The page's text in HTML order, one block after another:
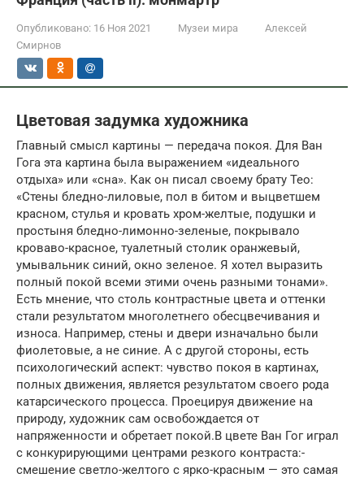
Опубликовано: 16 Ноя 2021 Музеи мира
Алексей
Смирнов
Цветовая задумка художника
Главный смысл картины — передача покоя. Для Ван
Гога эта картина была выражением «идеального
отдыха» или «сна». Как он писал своему брату Тео:
«Стены бледно-лиловые, пол в битом и выцветшем
красном, стулья и кровать хром-желтые, подушки и
простыня бледно-лимонно-зеленые, покрывало
кроваво-красное, туалетный столик оранжевый,
умывальник синий, окно зеленое. Я хотел выразить
полный покой всеми этими очень разными тонами».
Есть мнение, что столь контрастные цвета и оттенки
стали результатом многолетнего обесцвечивания и
износа. Например, стены и двери изначально были
фиолетовые, а не синие. А с другой стороны, есть
психологический аспект: чувство покоя в картинах,
полных движения, является результатом своего рода
катарсического процесса. Проецируя движение на
природу, художник сам освобождается от
напряженности и обретает покой.В цвете Ван Гог играл
с конкурирующими центрами резкого контраста:-
смешение светло-желтого с ярко-красным — это самая